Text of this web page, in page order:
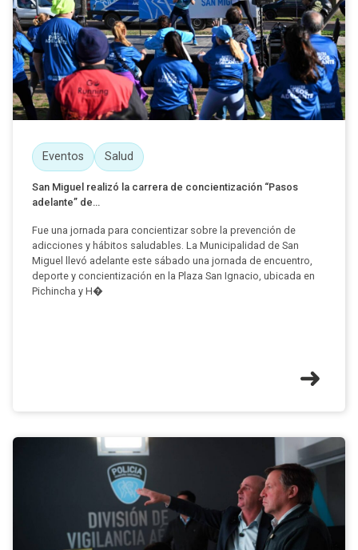
Eventos Salud
San Miguel realizó la carrera de concientización “Pasos
adelante” de...
Fue una jornada para concientizar sobre la prevención de
adicciones y hábitos saludables. La Municipalidad de San
Miguel llevó adelante este sábado una jornada de encuentro,
deporte y concientización en la Plaza San Ignacio, ubicada en
Pichincha y H�